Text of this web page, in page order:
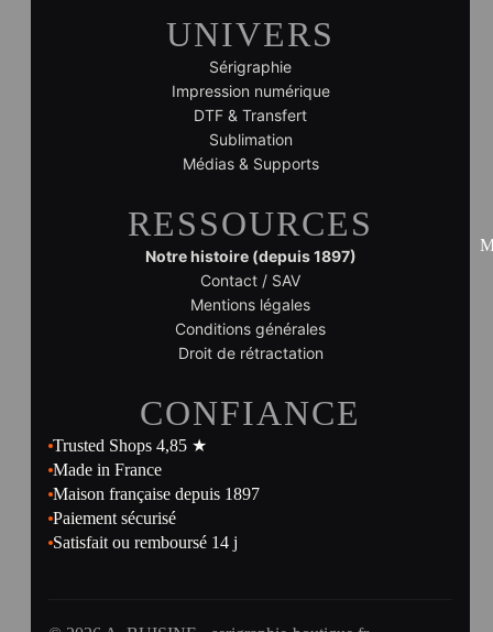
UNIVERS
Sérigraphie
Impression numérique
DTF & Transfert
Sublimation
Médias & Supports
RESSOURCES
Notre histoire (depuis 1897)
Contact / SAV
Mentions légales
Conditions générales
Droit de rétractation
CONFIANCE
Trusted Shops 4,85 ★
Made in France
Maison française depuis 1897
Paiement sécurisé
Satisfait ou remboursé 14 j